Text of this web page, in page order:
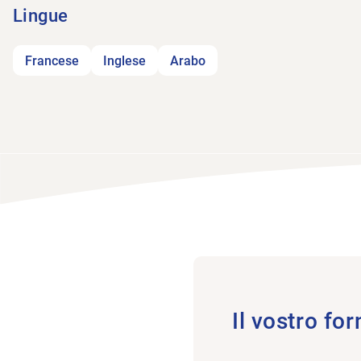
Lingue
Francese Inglese Arabo
Il vostro